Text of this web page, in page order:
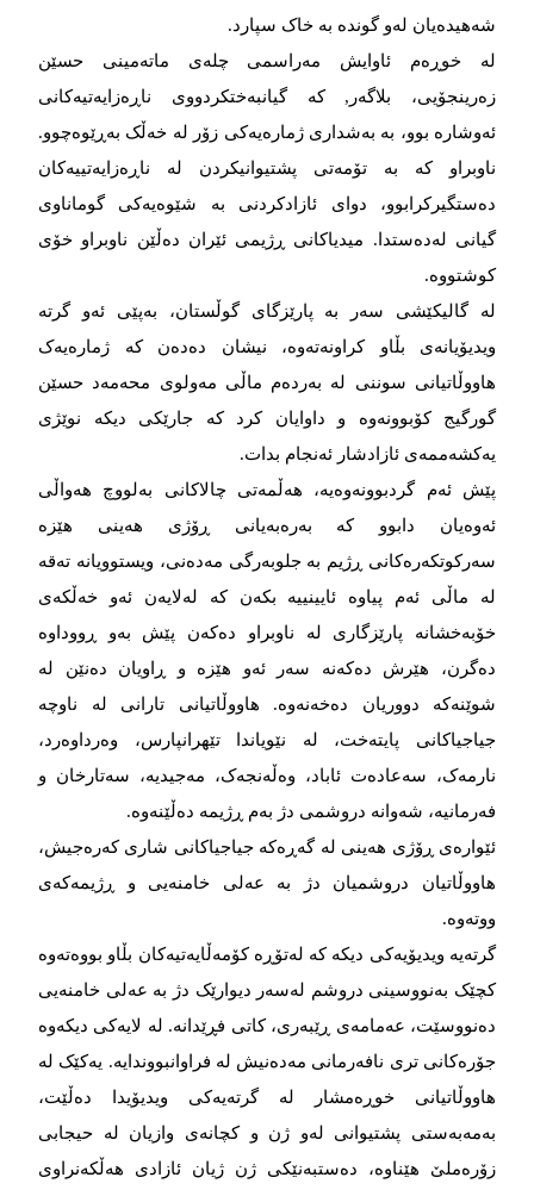
شەهیدەیان لەو گوندە بە خاک سپارد.
لە خوڕەم ئاوایش مەراسمی چلەی ماتەمینی حسێن
زەرینجۆیی، بلاگەر, کە گیانبەختکردووی ناڕەزایەتیەکانی
ئەوشارە بوو، بە بەشداری ژمارەیەکی زۆر لە خەڵک بەڕێوەچوو.
ناوبراو کە بە تۆمەتی پشتیوانیکردن لە ناڕەزایەتییەکان
دەستگیرکرابوو، دوای ئازادکردنی بە شێوەیەکی گوماناوی
گیانی لەدەستدا. میدیاکانی ڕژیمی ئێران دەڵێن ناوبراو خۆی
کوشتووە.
لە گالیکێشی سەر بە پارێزگای گوڵستان، بەپێی ئەو گرتە
ویدیۆیانەی بڵاو کراونەتەوە، نیشان دەدەن کە ژمارەیەک
هاووڵاتیانی سوننی لە بەردەم ماڵی مەولوی محەمەد حسێن
گورگیج کۆبوونەوە و داوایان کرد کە جارێکی دیکە نوێژی
یەکشەممەی ئازادشار ئەنجام بدات.
پێش ئەم گردبوونەوەیە، هەڵمەتی چالاکانی بەلووچ هەواڵی
ئەوەیان دابوو کە بەرەبەیانی ڕۆژی هەینی هێزە
سەرکوتکەرەکانی ڕژیم بە جلوبەرگی مەدەنی، ویستوویانە تەقە
لە ماڵی ئەم پیاوە ئایینییە بکەن کە لەلایەن ئەو خەڵکەی
خۆبەخشانە پارێزگاری لە ناوبراو دەکەن پێش بەو ڕووداوە
دەگرن، هێرش دەکەنە سەر ئەو هێزە و ڕاویان دەنێن لە
شوێنەکە دووریان دەخەنەوە. هاووڵاتیانی تارانی لە ناوچە
جیاجیاکانی پایتەخت، لە نێویاندا تێهرانپارس، وەرداوەرد،
نارمەک، سەعادەت ئاباد، وەڵەنجەک، مەجیدیە، سەتارخان و
فەرمانیە، شەوانە دروشمی دژ بەم ڕژیمە دەڵێنەوە.
ئێوارەی ڕۆژی هەینی لە گەڕەکە جیاجیاکانی شاری کەرەجیش،
هاووڵاتیان دروشمیان دژ بە عەلی خامنەیی و ڕژیمەکەی
ووتەوە.
گرتەیە ویدیۆیەکی دیکە کە لەتۆڕە کۆمەڵایەتیەکان بڵاو بووەتەوە
کچێک بەنووسینی دروشم لەسەر دیوارێک دژ بە عەلی خامنەیی
دەنووسێت، عەمامەی ڕێبەری، کاتی فڕێدانە. لە لایەکی دیکەوە
جۆرەکانی تری نافەرمانی مەدەنیش لە فراوانبووندایە. یەکێک لە
هاووڵاتیانی خوڕەمشار لە گرتەیەکی ویدیۆیدا دەڵێت،
بەمەبەستی پشتیوانی لەو ژن و کچانەی وازیان لە حیجابی
زۆرەملێ هێناوە، دەستبەنێکی ژن ژیان ئازادی هەڵکەنراوی